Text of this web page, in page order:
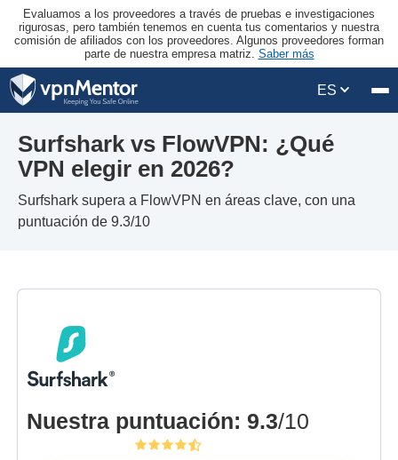
Evaluamos a los proveedores a través de pruebas e investigaciones
rigurosas, pero también tenemos en cuenta tus comentarios y nuestra
comisión de afiliados con los proveedores. Algunos proveedores forman
parte de nuestra empresa matriz. Saber más
ES
Surfshark vs FlowVPN: ¿Qué
VPN elegir en 2026?
Surfshark supera a FlowVPN en áreas clave, con una
puntuación de 9.3/10
Nuestra puntuación: 9.3/10